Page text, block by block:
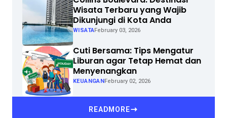
Wisata Terbaru yang Wajib
Dikunjungi di Kota Anda
WISATAFebruary 03, 2026
Cuti Bersama: Tips Mengatur
Liburan agar Tetap Hemat dan
Menyenangkan
KEUANGAN February 02, 2026
READMORE